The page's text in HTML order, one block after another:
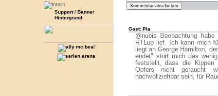
Support / Banner
Hintergrund
Gast: Pia
@nubis Beobachtung
RTLup lief. Ich kann mich
liegt an George Hamilton,
endet" stört mich das
feststellt, dass die Kippen
Opfers nicht geraucht
nachvollziehbar sein, für